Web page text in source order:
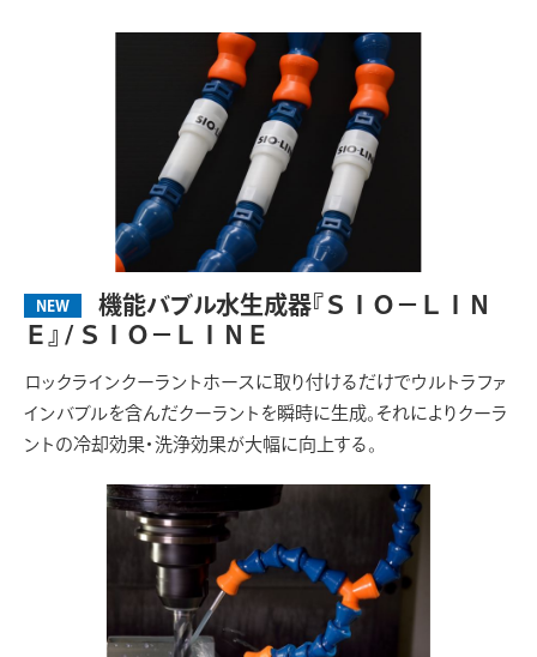
NEW
機能バブル水生成器『ＳＩＯ－ＬＩＮ
Ｅ』 / ＳＩＯ－ＬＩＮＥ
ロックラインクーラントホースに取り付けるだけでウルトラファ
インバブルを含んだクーラントを瞬時に生成。それによりクーラ
ントの冷却効果・洗浄効果が大幅に向上する。